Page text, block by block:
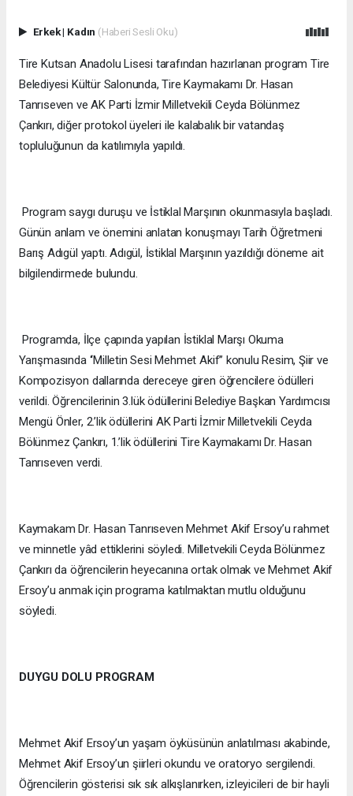
Erkek| Kadın (Haberi Sesli Oku)
Tire Kutsan Anadolu Lisesi tarafından hazırlanan program Tire
Belediyesi Kültür Salonunda, Tire Kaymakamı Dr. Hasan
Tanrıseven ve AK Parti İzmir Milletvekili Ceyda Bölünmez
Çankırı, diğer protokol üyeleri ile kalabalık bir vatandaş
topluluğunun da katılımıyla yapıldı.
Program saygı duruşu ve İstiklal Marşının okunmasıyla başladı.
Günün anlam ve önemini anlatan konuşmayı Tarih Öğretmeni
Barış Adıgül yaptı. Adıgül, İstiklal Marşının yazıldığı döneme ait
bilgilendirmede bulundu.
Programda, İlçe çapında yapılan İstiklal Marşı Okuma
Yarışmasında ‘‘Milletin Sesi Mehmet Akif’’ konulu Resim, Şiir ve
Kompozisyon dallarında dereceye giren öğrencilere ödülleri
verildi. Öğrencilerinin 3.lük ödüllerini Belediye Başkan Yardımcısı
Mengü Önler, 2.’lik ödüllerini AK Parti İzmir Milletvekili Ceyda
Bölünmez Çankırı, 1.’lik ödüllerini Tire Kaymakamı Dr. Hasan
Tanrıseven verdi.
Kaymakam Dr. Hasan Tanrıseven Mehmet Akif Ersoy’u rahmet
ve minnetle yâd ettiklerini söyledi. Milletvekili Ceyda Bölünmez
Çankırı da öğrencilerin heyecanına ortak olmak ve Mehmet Akif
Ersoy’u anmak için programa katılmaktan mutlu olduğunu
söyledi.
DUYGU DOLU PROGRAM
Mehmet Akif Ersoy’un yaşam öyküsünün anlatılması akabinde,
Mehmet Akif Ersoy’un şiirleri okundu ve oratoryo sergilendi.
Öğrencilerin gösterisi sık sık alkışlanırken, izleyicileri de bir hayli